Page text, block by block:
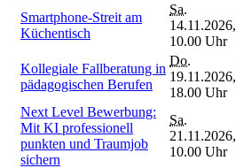
Smartphone-Streit am
Küchentisch
Sa.
14.11.2026,
10.00 Uhr
Kollegiale Fallberatung in
pädagogischen Berufen
Do.
19.11.2026,
18.00 Uhr
Next Level Bewerbung:
Mit KI professionell
punkten und Traumjob
sichern
Sa.
21.11.2026,
10.00 Uhr